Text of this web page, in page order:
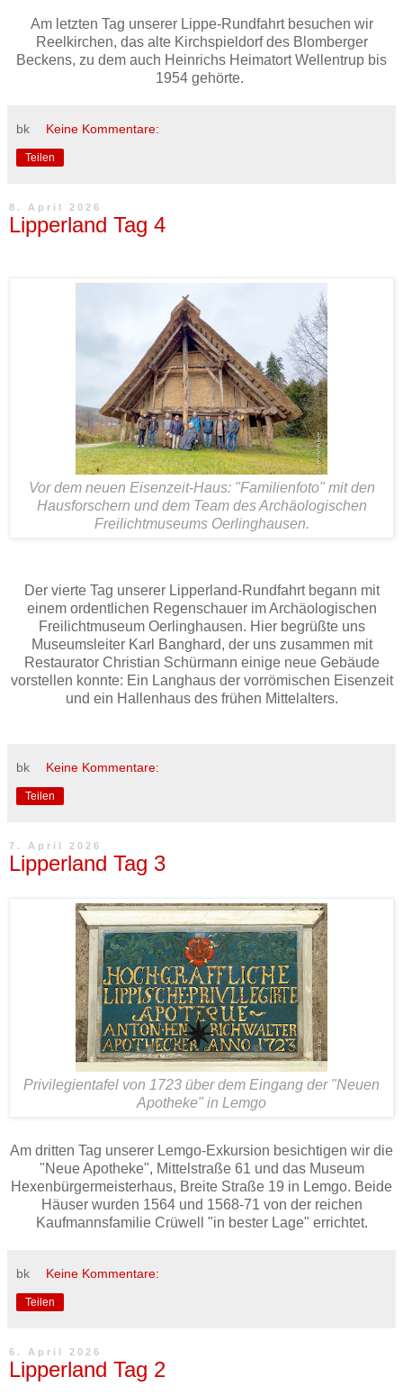
Am letzten Tag unserer Lippe-Rundfahrt besuchen wir
Reelkirchen, das alte Kirchspieldorf des Blomberger
Beckens, zu dem auch Heinrichs Heimatort Wellentrup bis
1954 gehörte.
bk Keine Kommentare:
Teilen
8. April 2026
Lipperland Tag 4
Vor dem neuen Eisenzeit-Haus: "Familienfoto" mit den
Hausforschern und dem Team des Archäologischen
Freilichtmuseums Oerlinghausen.
Der vierte Tag unserer Lipperland-Rundfahrt begann mit
einem ordentlichen Regenschauer im Archäologischen
Freilichtmuseum Oerlinghausen. Hier begrüßte uns
Museumsleiter Karl Banghard, der uns zusammen mit
Restaurator Christian Schürmann einige neue Gebäude
vorstellen konnte: Ein Langhaus der vorrömischen Eisenzeit
und ein Hallenhaus des frühen Mittelalters.
bk Keine Kommentare:
Teilen
7. April 2026
Lipperland Tag 3
Privilegientafel von 1723 über dem Eingang der "Neuen
Apotheke" in Lemgo
Am dritten Tag unserer Lemgo-Exkursion besichtigen wir die
"Neue Apotheke", Mittelstraße 61 und das Museum
Hexenbürgermeisterhaus, Breite Straße 19 in Lemgo. Beide
Häuser wurden 1564 und 1568-71 von der reichen
Kaufmannsfamilie Crüwell "in bester Lage" errichtet.
bk Keine Kommentare:
Teilen
6. April 2026
Lipperland Tag 2